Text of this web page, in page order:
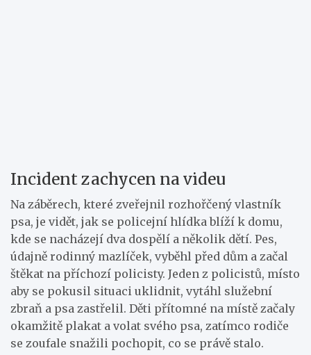
Incident zachycen na videu
Na záběrech, které zveřejnil rozhořčený vlastník
psa, je vidět, jak se policejní hlídka blíží k domu,
kde se nacházejí dva dospělí a několik dětí. Pes,
údajně rodinný mazlíček, vyběhl před dům a začal
štěkat na příchozí policisty. Jeden z policistů, místo
aby se pokusil situaci uklidnit, vytáhl služební
zbraň a psa zastřelil. Děti přítomné na místě začaly
okamžitě plakat a volat svého psa, zatímco rodiče
se zoufale snažili pochopit, co se právě stalo.